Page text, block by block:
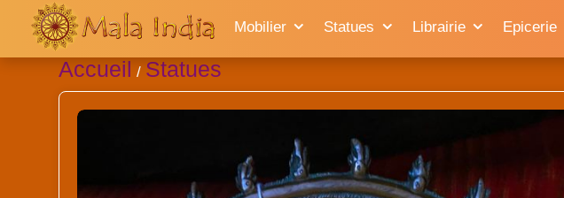
Mobilier Statues Librairie Epicerie
Accueil / Statues